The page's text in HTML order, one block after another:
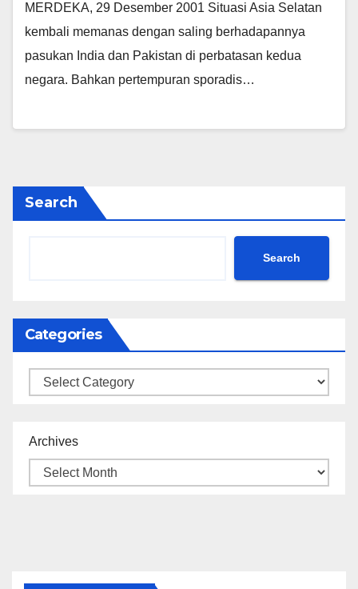
MERDEKA, 29 Desember 2001 Situasi Asia Selatan
kembali memanas dengan saling berhadapannya
pasukan India dan Pakistan di perbatasan kedua
negara. Bahkan pertempuran sporadis…
Search
Search
Categories
Categories
Archives